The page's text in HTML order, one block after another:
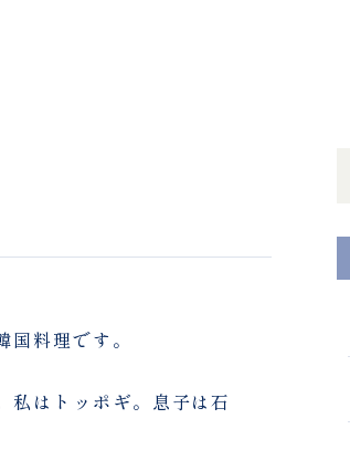
料理です。
私はトッポギ。息子は石